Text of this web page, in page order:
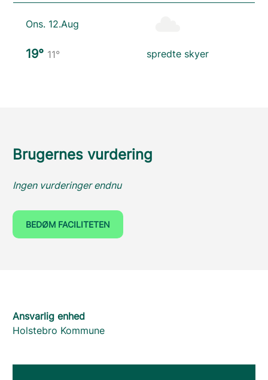
Ons. 12.Aug
19° 11° spredte skyer
Brugernes vurdering
Ingen vurderinger endnu
BEDØM FACILITETEN
Ansvarlig enhed
Holstebro Kommune